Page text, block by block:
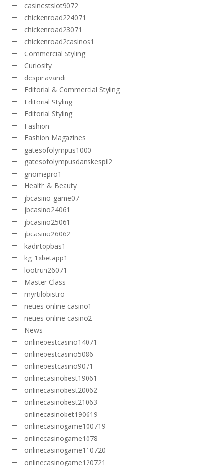
casinostslot9072
chickenroad224071
chickenroad23071
chickenroad2casinos1
Commercial Styling
Curiosity
despinavandi
Editorial & Commercial Styling
Editorial Styling
Editorial Styling
Fashion
Fashion Magazines
gatesofolympus1000
gatesofolympusdanskespil2
gnomepro1
Health & Beauty
jbcasino-game07
jbcasino24061
jbcasino25061
jbcasino26062
kadirtopbas1
kg-1xbetapp1
lootrun26071
Master Class
myrtilobistro
neues-online-casino1
neues-online-casino2
News
onlinebestcasino14071
onlinebestcasino5086
onlinebestcasino9071
onlinecasinobest19061
onlinecasinobest20062
onlinecasinobest21063
onlinecasinobet190619
onlinecasinogame100719
onlinecasinogame1078
onlinecasinogame110720
onlinecasinogame120721